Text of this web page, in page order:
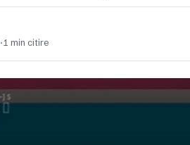
·1 min citire